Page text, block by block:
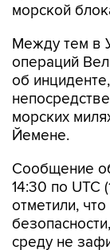
Между тем в
об
морских
Йемене.
Сообщение
отметили,
среду не